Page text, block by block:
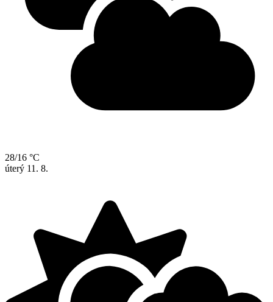
28/16 °C
úterý 11. 8.